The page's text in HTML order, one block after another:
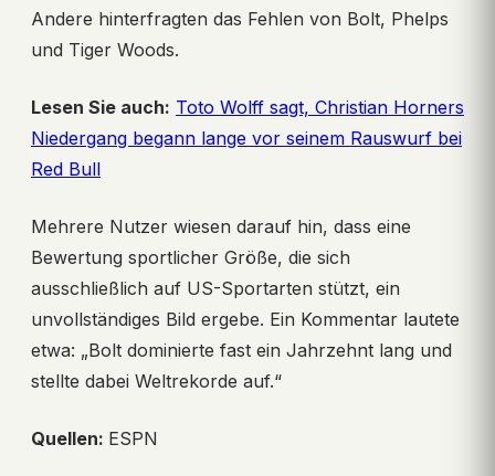
Andere hinterfragten das Fehlen von Bolt, Phelps
und Tiger Woods.
Lesen Sie auch: Toto Wolff sagt, Christian Horners
Niedergang begann lange vor seinem Rauswurf bei
Red Bull
Mehrere Nutzer wiesen darauf hin, dass eine
Bewertung sportlicher Größe, die sich
ausschließlich auf US-Sportarten stützt, ein
unvollständiges Bild ergebe. Ein Kommentar lautete
etwa: „Bolt dominierte fast ein Jahrzehnt lang und
stellte dabei Weltrekorde auf.“
Quellen: ESPN